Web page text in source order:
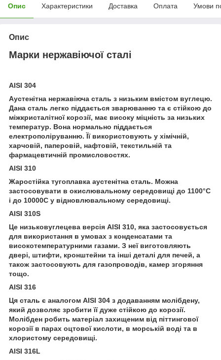
Опис Характеристики Доставка Оплата Умови
Опис
Марки нержавіючої сталі
AISI 304
Аустенітна нержавіюча сталь з низьким вмістом вуглецю.
Дана сталь легко піддається зварюванню та є стійкою до
міжкристалітної корозії, має високу міцність за низьких
температур. Вона нормально піддається
електрополіруванню. Її використовують у хімічній,
харчовій, паперовій, нафтовій, текстильній та
фармацевтичній промисловостях.
AISI 310
Жаростійка тугоплавка аустенітна сталь. Можна
застосовувати в окислювальному середовищі до 1100°С
і до 10000С у відновлювальному середовищі.
AISI 310S
Це низьковуглецева версія AISI 310, яка застосовується
для використання в умовах з конденсатами та
високотемпературними газами. З неї виготовляють
двері, штифти, кронштейни та інші деталі для печей, а
також застосовують для газопроводів, камер згоряння
тощо.
AISI 316
Ця сталь є аналогом AISI 304 з додаванням молібдену,
який дозволяє зробити її дуже стійкою до корозії.
Молібден робить матеріал захищеним від піттингової
корозії в парах оцтової кислоти, в морській воді та в
хлористому середовищі.
AISI 316L